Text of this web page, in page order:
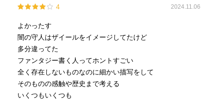
4 2024.11.06
よかったす
闇の守人はザイールをイメージしてたけど
多分違ってた
ファンタジー書く人ってホントすごい
全く存在しないものなのに細かい描写をして
そのものの感触や歴史まで考える
いくつもいくつも